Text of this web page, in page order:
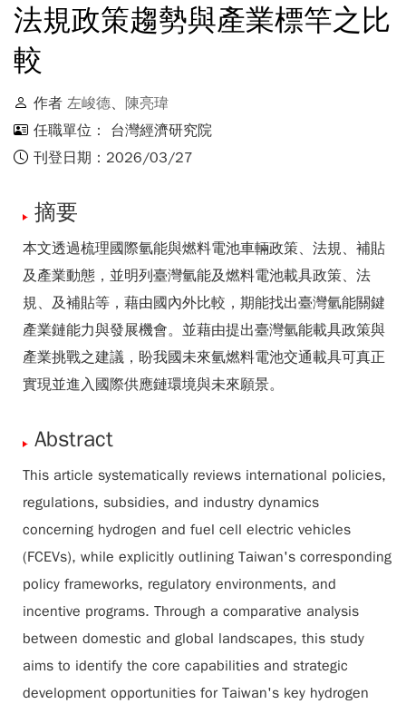
法規政策趨勢與產業標竿之比
較
作者 左峻德、 陳亮瑋
任職單位： 台灣經濟研究院
刊登日期：2026/03/27
摘要
本文透過梳理國際氫能與燃料電池車輛政策、法規、補貼
及產業動態，並明列臺灣氫能及燃料電池載具政策、法
規、及補貼等，藉由國內外比較，期能找出臺灣氫能關鍵
產業鏈能力與發展機會。並藉由提出臺灣氫能載具政策與
產業挑戰之建議，盼我國未來氫燃料電池交通載具可真正
實現並進入國際供應鏈環境與未來願景。
Abstract
This article systematically reviews international policies,
regulations, subsidies, and industry dynamics
concerning hydrogen and fuel cell electric vehicles
(FCEVs), while explicitly outlining Taiwan's corresponding
policy frameworks, regulatory environments, and
incentive programs. Through a comparative analysis
between domestic and global landscapes, this study
aims to identify the core capabilities and strategic
development opportunities for Taiwan's key hydrogen